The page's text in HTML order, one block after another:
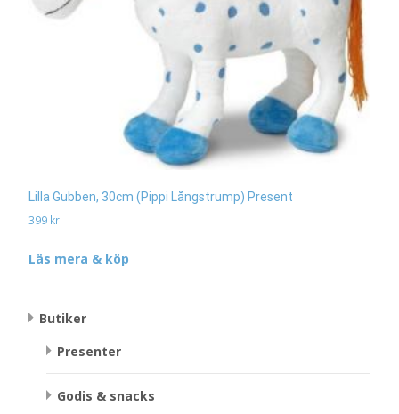
Lilla Gubben, 30cm (Pippi Långstrump) Present
399 kr
Läs mera & köp
Butiker
Presenter
Godis & snacks